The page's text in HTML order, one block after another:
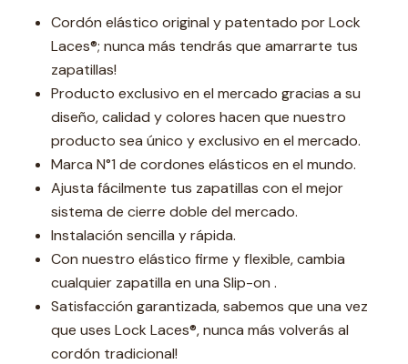
Cordón elástico original y patentado por Lock
Laces®; nunca más tendrás que amarrarte tus
zapatillas!
Producto exclusivo en el mercado gracias a su
diseño, calidad y colores hacen que nuestro
producto sea único y exclusivo en el mercado.
Marca N°1 de cordones elásticos en el mundo.
Ajusta fácilmente tus zapatillas con el mejor
sistema de cierre doble del mercado.
Instalación sencilla y rápida.
Con nuestro elástico firme y flexible, cambia
cualquier zapatilla en una Slip-on .
Satisfacción garantizada, sabemos que una vez
que uses Lock Laces®, nunca más volverás al
cordón tradicional!